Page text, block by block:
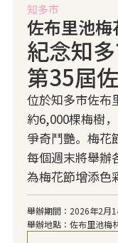
知多市
佐布里池梅
紀念知
第35屆
位於知多市佐布
約6,000棵梅樹
爭奇鬥艷。梅花
每個週末將舉辦
為梅花節增添色
舉辦期間：2026年2月
舉辦地點：佐布里池梅